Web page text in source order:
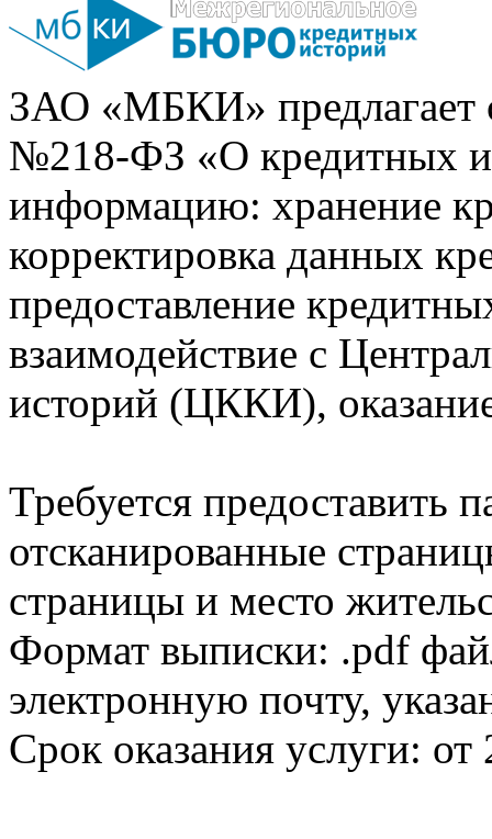
ЗАО «МБКИ» предлагает
№218-ФЗ «О кредитных
информацию: хранение
корректировка данных
предоставление
взаимодействие с
историй (ЦККИ),
Требуется предоставить
отсканированные
страницы и место
Формат выписки: .pdf
электронную почту,
Срок оказания услуги: от